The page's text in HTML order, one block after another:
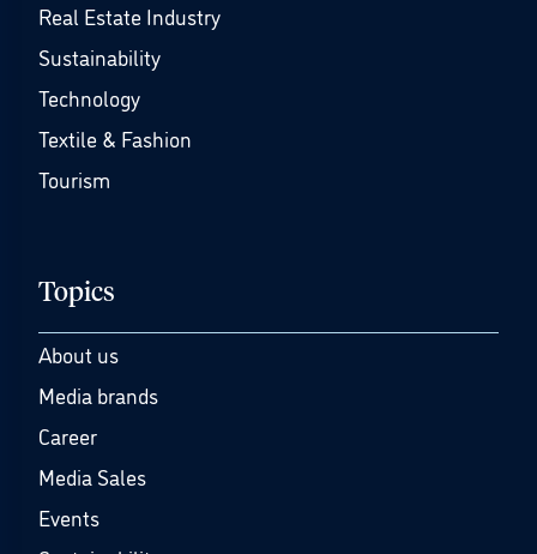
Real Estate Industry
Sustainability
Technology
Textile & Fashion
Tourism
Topics
About us
Media brands
Career
Media Sales
Events